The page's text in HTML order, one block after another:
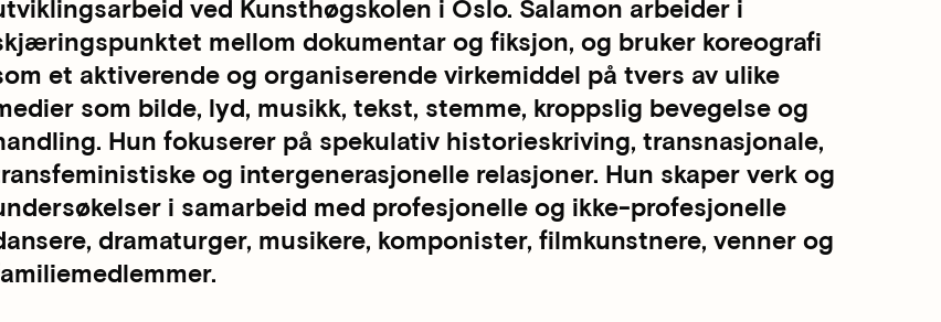
ved Kunsthøgskolen i Oslo. Salamon arbeider i
mellom dokumentar og fiksjon, og bruker koreografi
et aktiverende og organiserende virkemiddel på tvers av ulike
som bilde, lyd, musikk, tekst, stemme, kroppslig bevegelse og
Hun fokuserer på spekulativ historieskriving, transnasjonale,
og intergenerasjonelle relasjoner. Hun skaper verk og
i samarbeid med profesjonelle og ikke-profesjonelle
dramaturger, musikere, komponister, filmkunstnere, venner og